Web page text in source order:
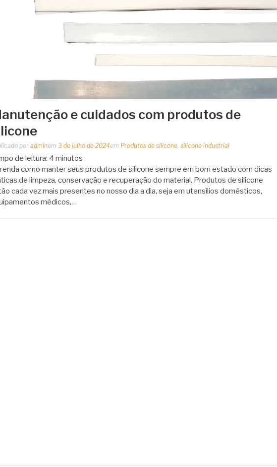
e cuidados com produtos de
por adminem 3 de julho de 2024em Produtos de silicone silicone industrial
de leitura: 4 minutos
como manter seus produtos de silicone sempre em bom estado com dicas
de limpeza, conservação e recuperação do material. Produtos de silicone
cada vez mais presentes no nosso dia a dia, seja em utensílios domésticos,
médicos,…